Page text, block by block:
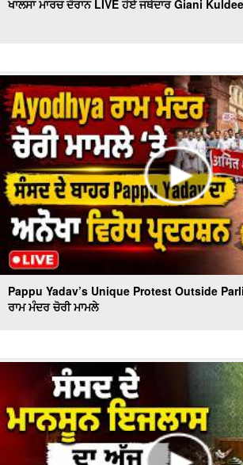
ਖਾਲਸਾ ਮਾਰਚ ਦੌਰਾਨ LIVE ਹੋਏ ਜਥੇਦਾਰ Giani
Pappu Yadav’s Unique Protest Outside
ਰਾਮ ਮੰਦਰ ਚੋਰੀ ਮਾਮਲੇ